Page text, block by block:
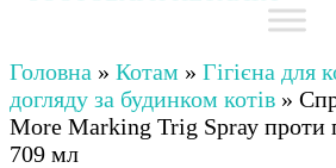
аксесуари та догляд за
Україні
Головна » Котам » Гігієна для
догляду за будинком котів »
More Marking Trig Sprау проти
709 мл